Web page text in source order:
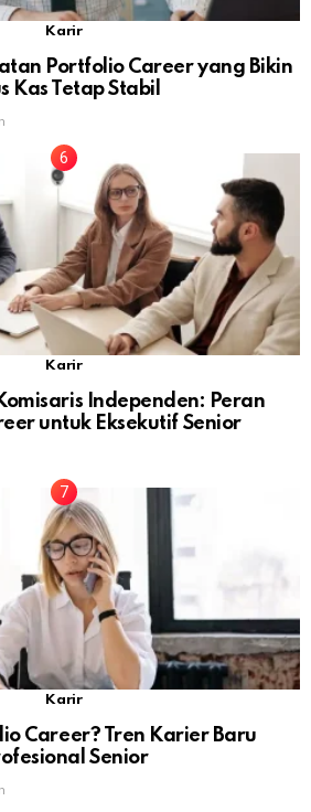
Karir
Portfolio Career yang Bikin
Kas Tetap Stabil
Karir
Independen: Peran
untuk Eksekutif Senior
Karir
Career? Tren Karier Baru
Senior